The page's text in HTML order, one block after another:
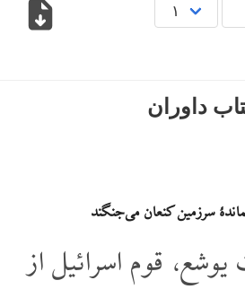
داوران
سرزمین کنعان می جنگند
قوم اسرائیل از